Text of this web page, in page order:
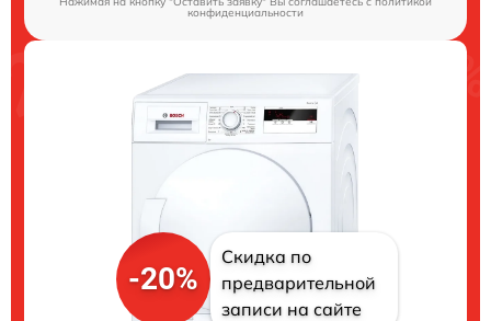
конфиденциальности
-20%
Скидка по
предварительной
записи на сайте